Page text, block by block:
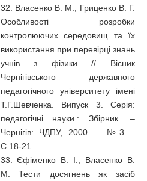
32. Власенко В. М., Гриценко В. Г.
Особливості розробки
контролюючих середовищ та їх
використання при перевірці знань
учнів з фізики // Вісник
Чернігівського державного
педагогічного університету імені
Т.Г.Шевченка. Випуск 3. Серія:
педагогічні науки.: Збірник. –
Чернігів: ЧДПУ, 2000. – №3 –
С.18-21.
33. Єфіменко В. І., Власенко В.
М. Тести досягнень як засіб